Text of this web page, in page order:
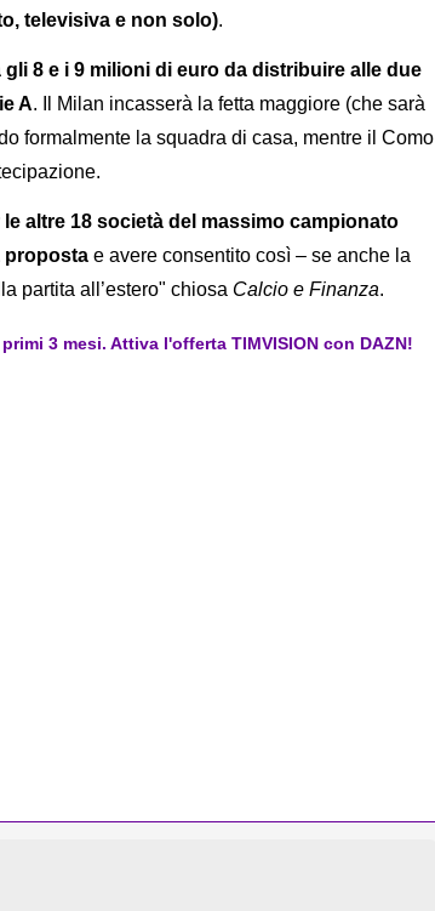
televisiva e non solo).
8 e i 9 milioni di euro da distribuire alle due
A. Il Milan incasserà la fetta maggiore (che sarà
formalmente la squadra di casa, mentre il Como
altre 18 società del massimo campionato
proposta e avere consentito così – se anche la
partita all’estero" chiosa Calcio e Finanza.
3 mesi. Attiva l'offerta TIMVISION con DAZN!